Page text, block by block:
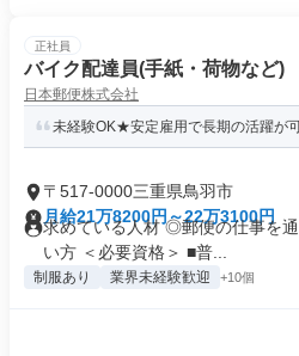
正社員
バイク配達員(手紙・荷物など)
日本郵便株式会社
未経験OK★安定雇用で長期の活躍
〒517-0000三重県鳥羽市
月給21万8200円～22万3100円
求めている人材 ◎郵便の仕事を
い方 ＜必要資格＞ ■普...
制服あり 業界未経験歓迎 +10個